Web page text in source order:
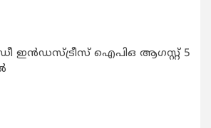
ഇൻഡസ്ട്രീസ് ഐപിഒ ആഗസ്റ്റ് 5